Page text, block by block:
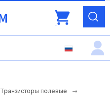
Транзисторы полевые